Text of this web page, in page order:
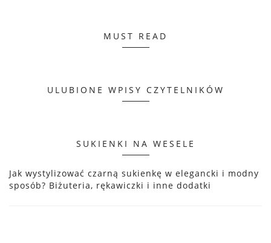
MUST READ
ULUBIONE WPISY CZYTELNIKÓW
SUKIENKI NA WESELE
Jak wystylizować czarną sukienkę w elegancki i modny
sposób? Biżuteria, rękawiczki i inne dodatki